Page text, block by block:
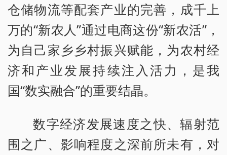
仓储物流等配套产业的完善，成千上
万的“新农人”通过电商这份“新农活”，
为自己家乡乡村振兴赋能，为农村经
济和产业发展持续注入活力，是我
国“数实融合”的重要结晶。
数字经济发展速度之快、辐射范
围之广、影响程度之深前所未有，对